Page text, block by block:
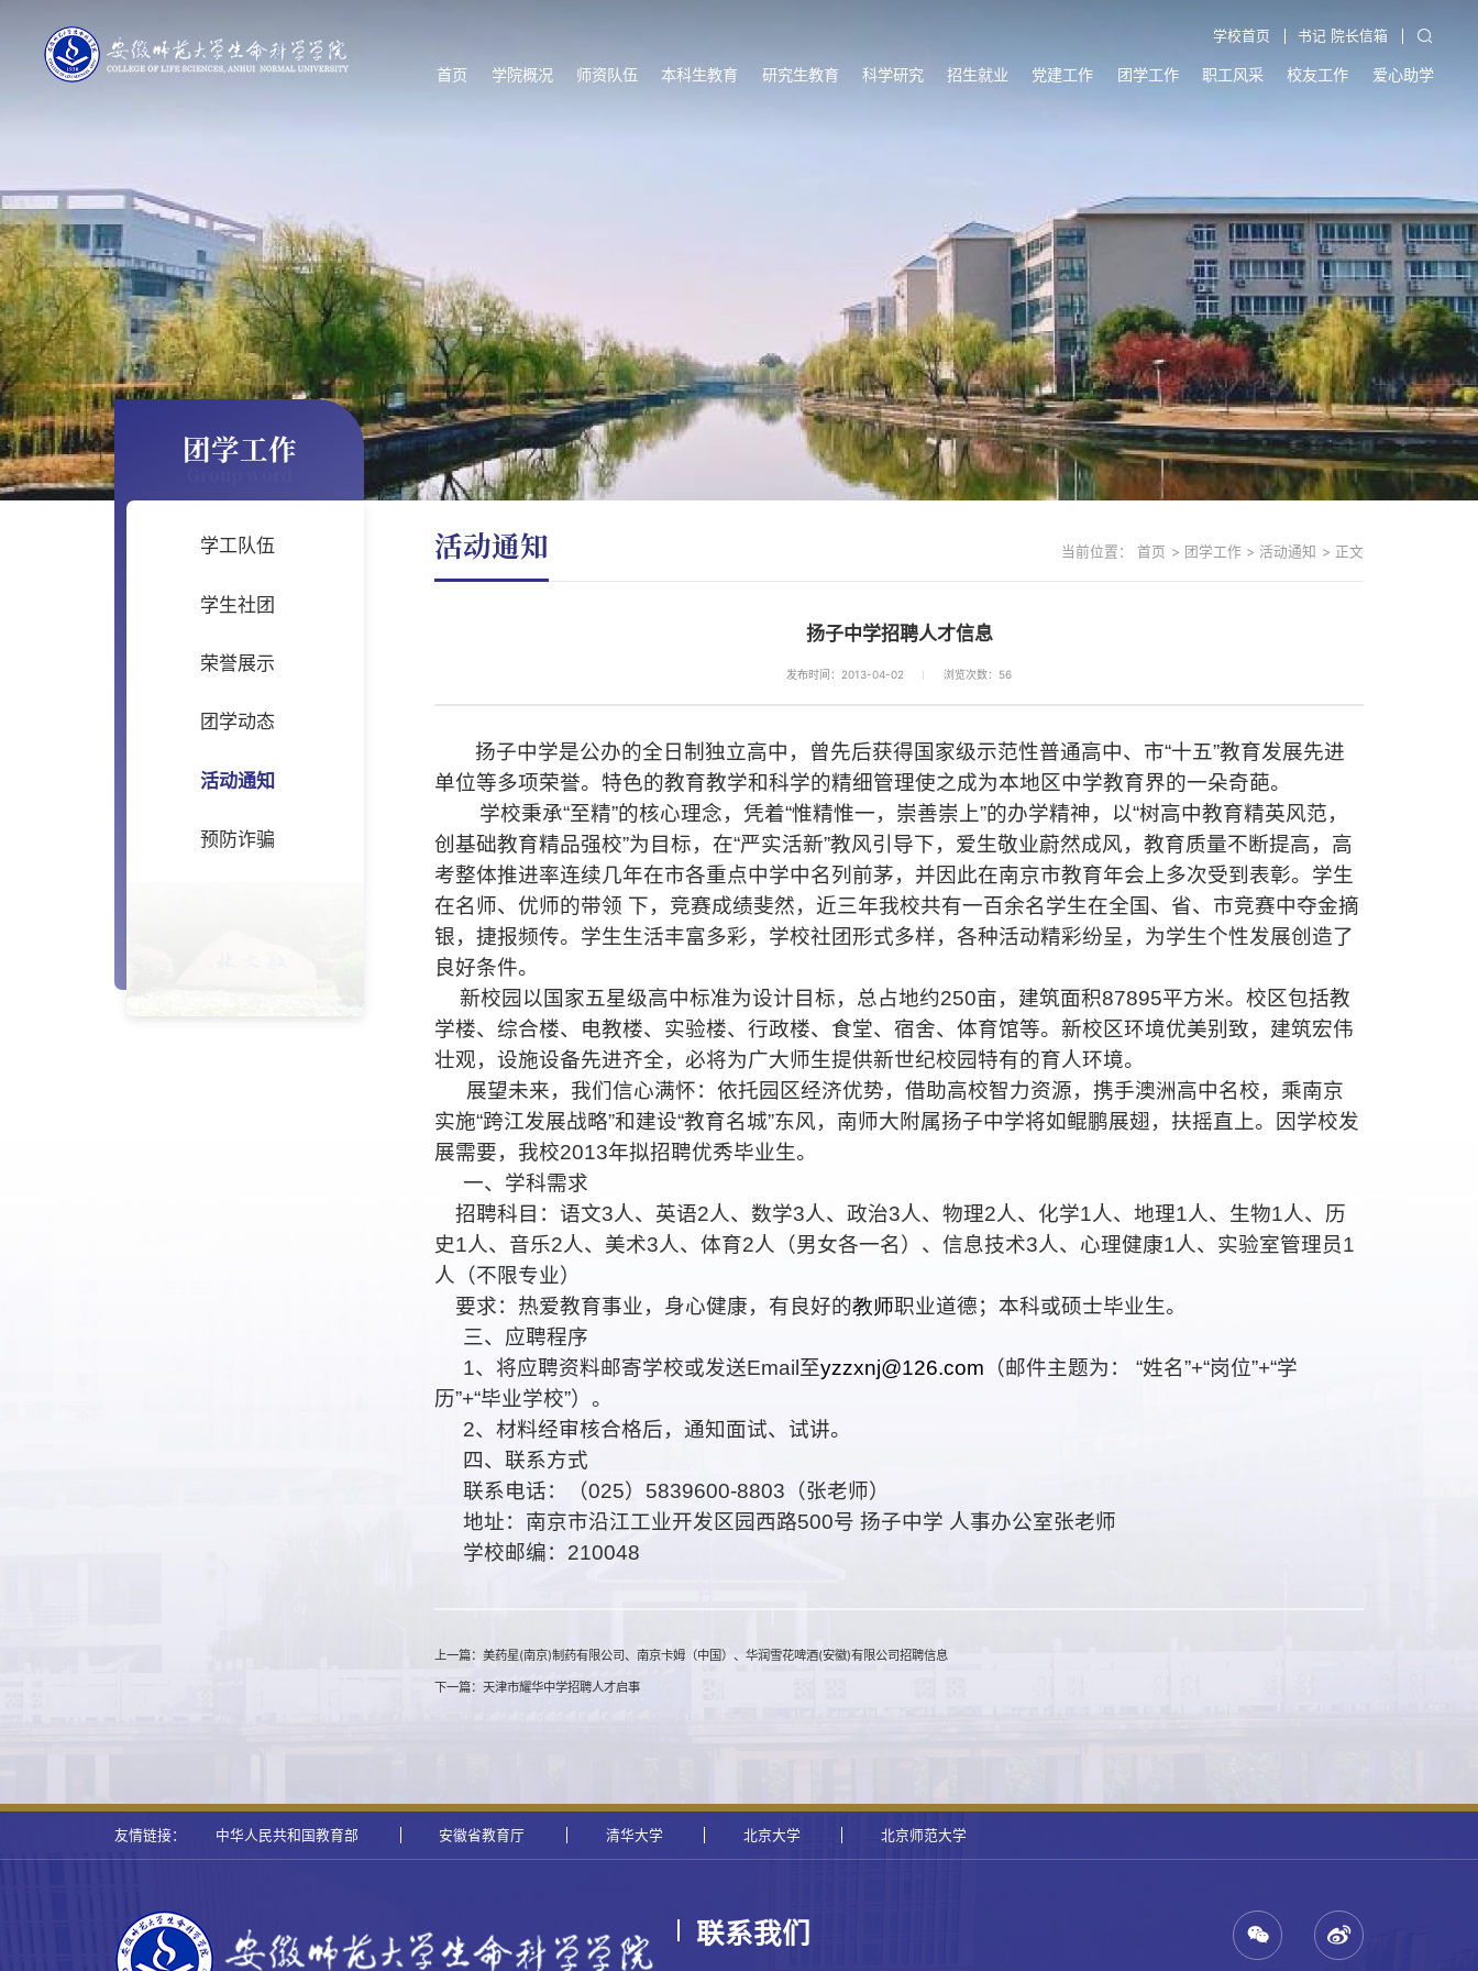
学校首页 书记 院长信箱
首页 学院概况 师资队伍 本科生教育 研究生教育 科学研究 招生就业 党建工作 团学工作 职工风采 校友工作 爱心助学
团学工作
学工队伍
学生社团
荣誉展示
团学动态
活动通知
预防诈骗
活动通知 当前位置： 首页 > 团学工作 > 活动通知 > 正文
扬子中学招聘人才信息
发布时间：2013-04-02 浏览次数： 56
扬子中学是公办的全日制独立高中，曾先后获得国家级示范性普通高中、市“十五”教育发展先进
单位等多项荣誉。特色的教育教学和科学的精细管理使之成为本地区中学教育界的一朵奇葩。
学校秉承“至精”的核心理念，凭着“惟精惟一，崇善崇上”的办学精神，以“树高中教育精英风范，
创基础教育精品强校”为目标，在“严实活新”教风引导下，爱生敬业蔚然成风，教育质量不断提高，高
考整体推进率连续几年在市各重点中学中名列前茅，并因此在南京市教育年会上多次受到表彰。学生
在名师、优师的带领 下，竞赛成绩斐然，近三年我校共有一百余名学生在全国、省、市竞赛中夺金摘
银，捷报频传。学生生活丰富多彩，学校社团形式多样，各种活动精彩纷呈，为学生个性发展创造了
良好条件。
新校园以国家五星级高中标准为设计目标，总占地约250亩，建筑面积87895平方米。校区包括教
学楼、综合楼、电教楼、实验楼、行政楼、食堂、宿舍、体育馆等。新校区环境优美别致，建筑宏伟
壮观，设施设备先进齐全，必将为广大师生提供新世纪校园特有的育人环境。
展望未来，我们信心满怀：依托园区经济优势，借助高校智力资源，携手澳洲高中名校，乘南京
实施“跨江发展战略”和建设“教育名城”东风，南师大附属扬子中学将如鲲鹏展翅，扶摇直上。因学校发
展需要，我校2013年拟招聘优秀毕业生。
一、学科需求
招聘科目：语文3人、英语2人、数学3人、政治3人、物理2人、化学1人、地理1人、生物1人、历
史1人、音乐2人、美术3人、体育2人（男女各一名）、信息技术3人、心理健康1人、实验室管理员1
人（不限专业）
要求：热爱教育事业，身心健康，有良好的教师职业道德；本科或硕士毕业生。
三、应聘程序
1、将应聘资料邮寄学校或发送Email 至yzzxnj@126.com （邮件主题为： “姓名”+“岗位”+“学
历”+“毕业学校”）。
2、材料经审核合格后，通知面试、试讲。
四、联系方式
联系电话：（025） 5839600-8803 （张老师）
地址：南京市沿江工业开发区园西路500号 扬子中学 人事办公室张老师
学校邮编： 210048
上一篇：美药星(南京)制药有限公司、南京卡姆（中国）、华润雪花啤酒(安徽)有限公司招聘信息
下一篇：天津市耀华中学招聘人才启事
友情链接： 中华人民共和国教育部 安徽省教育厅 清华大学 北京大学 北京师范大学
联系我们